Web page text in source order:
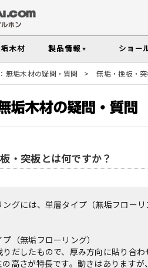
木材 製品情報
TOP 樹種別製品マップ
ショー
ームTOP
TOP
木材の基礎
性質や施工のポイントなど無垢木
よく選ばれる樹種をピックアップ
メンテナンス
材を扱う上で知っておきたい、メン
ンのオリジナル塗料Arbor(アーバー)
す
無垢木材の疑問・質問 > 無垢・挽板・
・突板とは何ですか？
ングには、単層タイプ（無垢フロー
（無垢フローリング）
りだしたもので、厚み方向に貼り合
の高さが特長です。動きはあります